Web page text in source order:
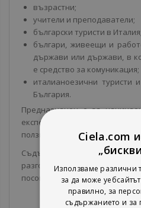
възрастни;
учители и преподаватели;
български туристи в Италия;
българи, живеещи и
държави или държави, в
е средство за комуникация;
италианоезични
България.
Предназначен е за
експерти в езика.
ползване във всяка ситуация.
Съдържа лексикални
разговорни изрази и
посоки.
Ciela.com
Използваме различни
за да може
правилно, за
съдържанието и за